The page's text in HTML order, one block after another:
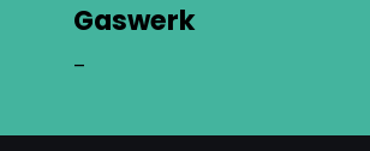
Gaswerk
–